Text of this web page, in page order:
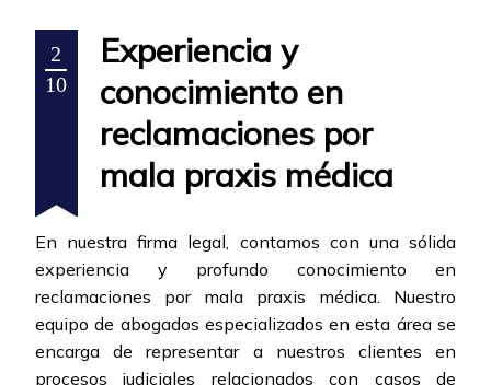
2
10
Experiencia y
conocimiento en
reclamaciones por
mala praxis médica
En nuestra firma legal, contamos con una sólida
experiencia y profundo conocimiento en
reclamaciones por mala praxis médica. Nuestro
equipo de abogados especializados en esta área se
encarga de representar a nuestros clientes en
procesos judiciales relacionados con casos de